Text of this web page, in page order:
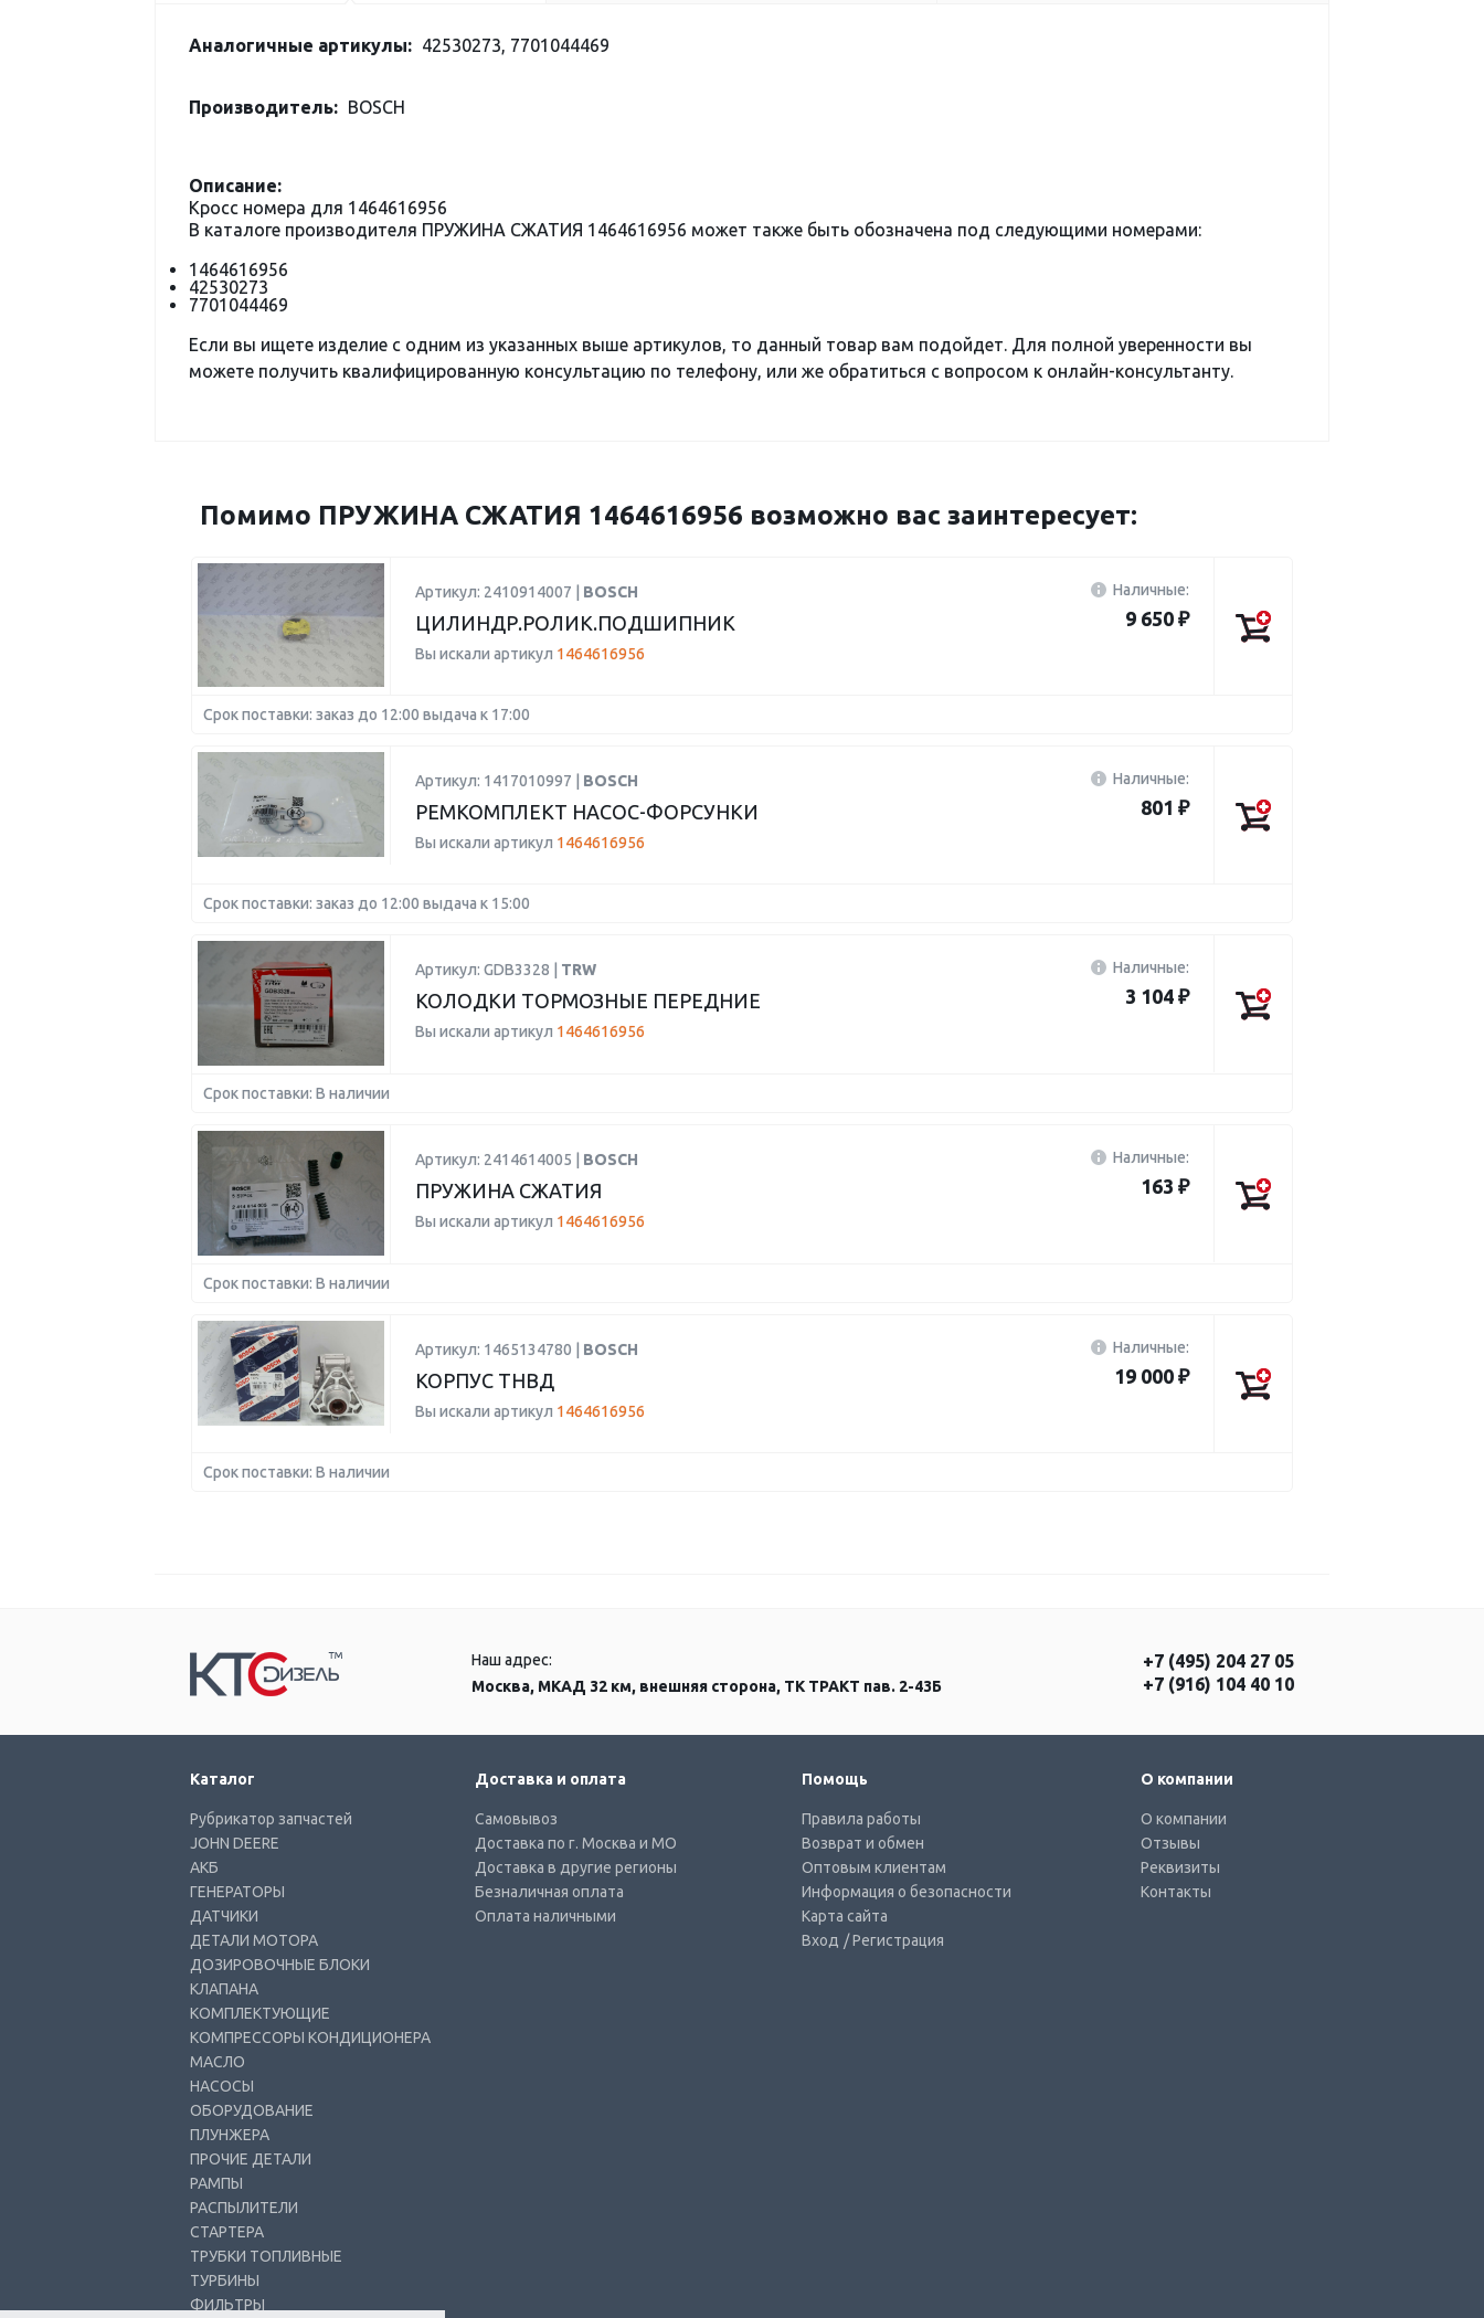
Аналогичные артикулы: 42530273, 7701044469
Производитель: BOSCH
Описание:
Кросс номера для 1464616956
В каталоге производителя ПРУЖИНА СЖАТИЯ 1464616956 может также быть обозначена под следующими номерами:
1464616956
42530273
7701044469
Если вы ищете изделие с одним из указанных выше артикулов, то данный товар вам подойдет. Для полной уверенности вы
можете получить квалифицированную консультацию по телефону, или же обратиться с вопросом к онлайн-консультанту.
Помимо ПРУЖИНА СЖАТИЯ 1464616956 возможно вас заинтересует:
Артикул: 2410914007 | BOSCH
ЦИЛИНДР.РОЛИК.ПОДШИПНИК
Вы искали артикул 1464616956
Наличные:
9 650 ₽
Срок поставки: заказ до 12:00 выдача к 17:00
Артикул: 1417010997 | BOSCH
РЕМКОМПЛЕКТ НАСОС-ФОРСУНКИ
Вы искали артикул 1464616956
Наличные:
801 ₽
Срок поставки: заказ до 12:00 выдача к 15:00
Артикул: GDB3328 | TRW
КОЛОДКИ ТОРМОЗНЫЕ ПЕРЕДНИЕ
Вы искали артикул 1464616956
Наличные:
3 104 ₽
Срок поставки: В наличии
Артикул: 2414614005 | BOSCH
ПРУЖИНА СЖАТИЯ
Вы искали артикул 1464616956
Наличные:
163 ₽
Срок поставки: В наличии
Артикул: 1465134780 | BOSCH
КОРПУС ТНВД
Вы искали артикул 1464616956
Наличные:
19 000 ₽
Срок поставки: В наличии
Наш адрес:
Москва, МКАД 32 км, внешняя сторона, ТК ТРАКТ пав. 2-43Б
+7 (495) 204 27 05
+7 (916) 104 40 10
Каталог
Рубрикатор запчастей
JOHN DEERE
АКБ
ГЕНЕРАТОРЫ
ДАТЧИКИ
ДЕТАЛИ МОТОРА
ДОЗИРОВОЧНЫЕ БЛОКИ
КЛАПАНА
КОМПЛЕКТУЮЩИЕ
КОМПРЕССОРЫ КОНДИЦИОНЕРА
МАСЛО
НАСОСЫ
ОБОРУДОВАНИЕ
ПЛУНЖЕРА
ПРОЧИЕ ДЕТАЛИ
РАМПЫ
РАСПЫЛИТЕЛИ
СТАРТЕРА
ТРУБКИ ТОПЛИВНЫЕ
ТУРБИНЫ
ФИЛЬТРЫ
Доставка и оплата
Самовывоз
Доставка по г. Москва и МО
Доставка в другие регионы
Безналичная оплата
Оплата наличными
Помощь
Правила работы
Возврат и обмен
Оптовым клиентам
Информация о безопасности
Карта сайта
Вход / Регистрация
О компании
О компании
Отзывы
Реквизиты
Контакты